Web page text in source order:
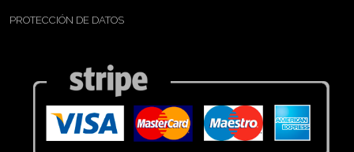
PROTECCIÓN DE DATOS